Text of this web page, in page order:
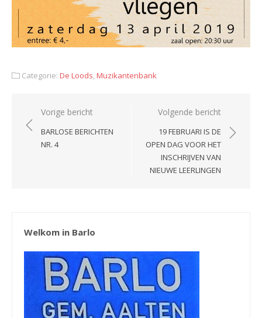
Categorie: De Loods,Muzikantenbank
Bericht
navigatie
Vorige bericht
BARLOSE BERICHTEN
NR. 4
Volgende bericht
19 FEBRUARI IS DE
OPEN DAG VOOR HET
INSCHRIJVEN VAN
NIEUWE LEERLINGEN
Welkom in Barlo